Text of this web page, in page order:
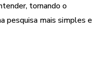
tornando o
pesquisa mais simples e
em artigos científicos,